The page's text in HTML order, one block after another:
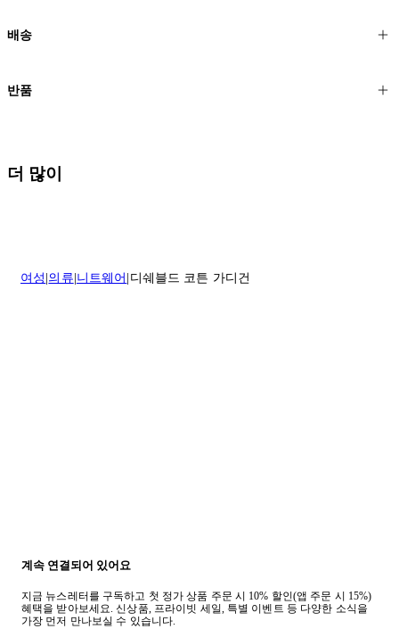
배송
고객님의 위치에 따라 일반 배송과 익스프레스 배송을 제공합니다.
실 수 있습니다.
반품
배송일로부터 영업일 기준 30일 이내에 접수된 반품에 대해서는 기꺼
이 환불해 드리겠습니다.반품 상품은 원래 상태를 유지하고 반드시
더 많이
여성 의류 니트웨어 디쉐블드 코튼 가디건
계속 연결되어 있어요
지금 뉴스레터를 구독하고 첫 정가 상품 주문 시 10% 할인(앱 주문 시 15%)
혜택을 받아보세요. 신상품, 프라이빗 세일, 특별 이벤트 등 다양한 소식을
가장 먼저 만나보실 수 있습니다.